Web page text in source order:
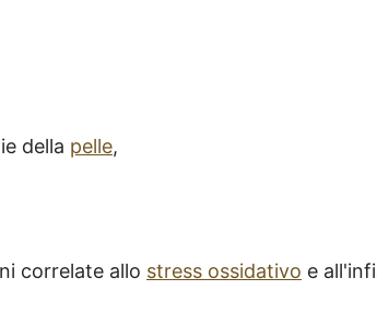
della pelle,
correlate allo stress ossidativo e